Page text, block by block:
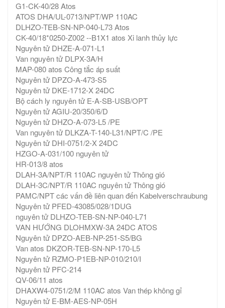
G1-CK-40/28 Atos
ATOS DHA/UL-0713/NPT/WP 110AC
DLHZO-TEB-SN-NP-040-L73 Atos
CK-40/18*0250-Z002 --B1X1 atos Xi lanh thủy lực
Nguyên tử DHZE-A-071-L1
Van nguyên tử DLPX-3A/H
MAP-080 atos Công tắc áp suất
Nguyên tử DPZO-A-473-S5
Nguyên tử DKE-1712-X 24DC
Bộ cách ly nguyên tử E-A-SB-USB/OPT
Nguyên tử AGIU-20/350/6/D
Nguyên tử DHZO-A-073-L5 /PE
Van nguyên tử DLKZA-T-140-L31/NPT/C /PE
Nguyên tử DHI-0751/2-X 24DC
HZGO-A-031/100 nguyên tử
HR-013/8 atos
DLAH-3A/NPT/R 110AC nguyên tử Thông gió
DLAH-3C/NPT/R 110AC nguyên tử Thông gió
PAMC/NPT các vấn đề liên quan đến Kabelverschraubung
Nguyên tử PFED-43085/028/1DUG
nguyên tử DLHZO-TEB-SN-NP-040-L71
VAN HƯỚNG DLOHMXW-3A 24DC ATOS
Nguyên tử DPZO-AEB-NP-251-S5/BG
Van atos DKZOR-TEB-SN-NP-170-L5
Nguyên tử RZMO-P1EB-NP-010/210/I
Nguyên tử PFC-214
QV-06/11 atos
DHAXW4-0751/2/M 110AC atos Van thép không gỉ
Nguyên tử E-BM-AES-NP-05H